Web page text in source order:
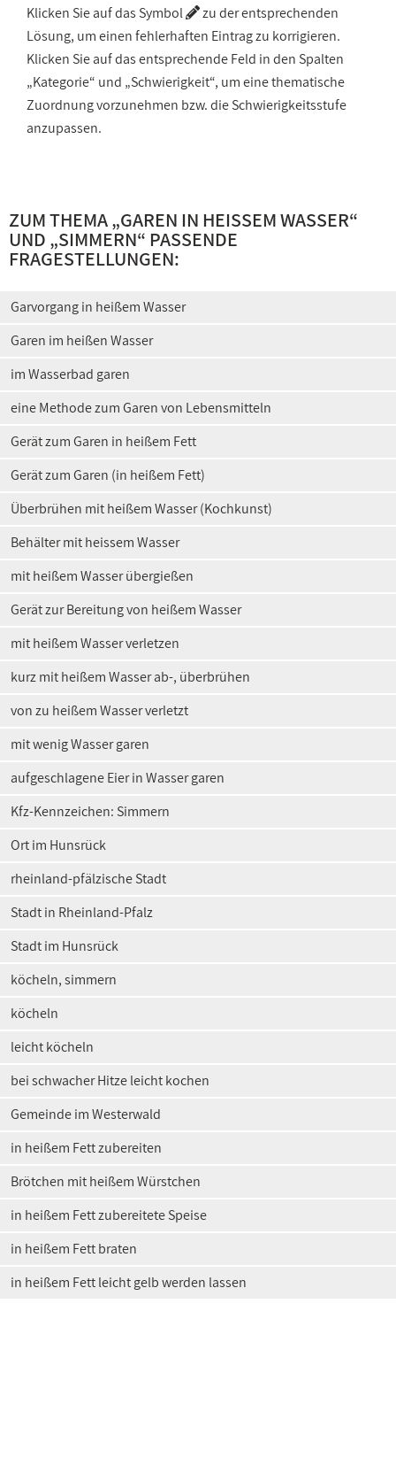
Klicken Sie auf das Symbol
zu der entsprechenden
Lösung, um einen fehlerhaften Eintrag zu korrigieren.
Klicken Sie auf das entsprechende Feld in den Spalten
„Kategorie“ und „Schwierigkeit“, um eine thematische
Zuordnung vorzunehmen bzw. die Schwierigkeitsstufe
anzupassen.
ZUM THEMA „GAREN IN HEISSEM WASSER “
UND „SIMMERN“ PASSENDE
FRAGESTELLUNGEN:
Garvorgang in heißem Wasser
Garen im heißen Wasser
im Wasserbad garen
eine Methode zum Garen von Lebensmitteln
Gerät zum Garen in heißem Fett
Gerät zum Garen (in heißem Fett)
Überbrühen mit heißem Wasser (Kochkunst)
Behälter mit heissem Wasser
mit heißem Wasser übergießen
Gerät zur Bereitung von heißem Wasser
mit heißem Wasser verletzen
kurz mit heißem Wasser ab-, überbrühen
von zu heißem Wasser verletzt
mit wenig Wasser garen
aufgeschlagene Eier in Wasser garen
Kfz-Kennzeichen: Simmern
Ort im Hunsrück
rheinland-pfälzische Stadt
Stadt in Rheinland-Pfalz
Stadt im Hunsrück
köcheln, simmern
köcheln
leicht köcheln
bei schwacher Hitze leicht kochen
Gemeinde im Westerwald
in heißem Fett zubereiten
Brötchen mit heißem Würstchen
in heißem Fett zubereitete Speise
in heißem Fett braten
in heißem Fett leicht gelb werden lassen